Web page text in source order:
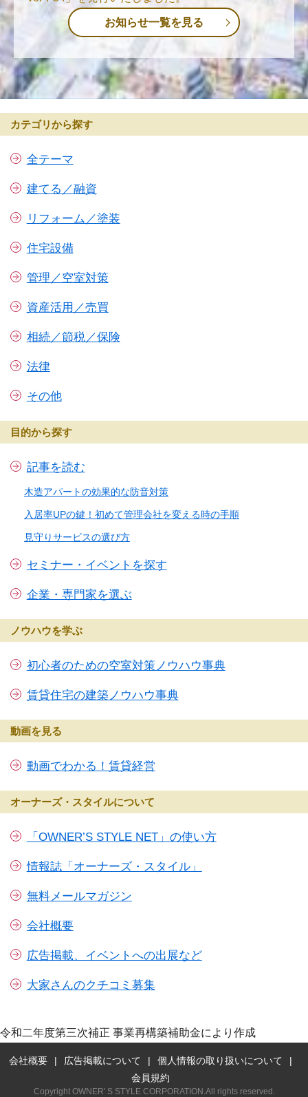
お知らせ一覧を見る
カテゴリから探す
全テーマ
建てる／融資
リフォーム／塗装
住宅設備
管理／空室対策
資産活用／売買
相続／節税／保険
法律
その他
目的から探す
記事を読む
木造アパートの効果的な防音対策
入居率UPの鍵！初めて管理会社を変える時の手順
見守りサービスの選び方
セミナー・イベントを探す
企業・専門家を選ぶ
ノウハウを学ぶ
初心者のための空室対策ノウハウ事典
賃貸住宅の建築ノウハウ事典
動画を見る
動画でわかる！賃貸経営
オーナーズ・スタイルについて
「OWNER’S STYLE NET」の使い方
情報誌「オーナーズ・スタイル」
無料メールマガジン
会社概要
広告掲載、イベントへの出展など
大家さんのクチコミ募集
令和二年度第三次補正 事業再構築補助金により作成
会社概要 広告掲載について
個人情報の取り扱いについて
会員規約
Copyright OWNER' S STYLE CORPORATION.All rights reserved.